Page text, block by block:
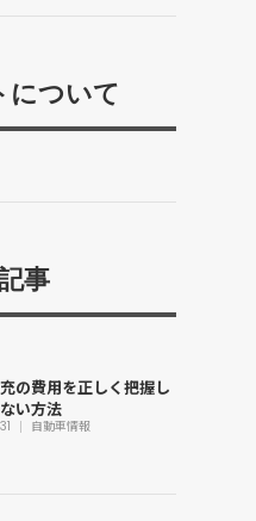
について
事
の費用を正しく把握し
い方法
自動車情報